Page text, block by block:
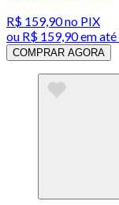
R$ 159,90no PIX
ou R$ 159,90em até
COMPRAR AGORA